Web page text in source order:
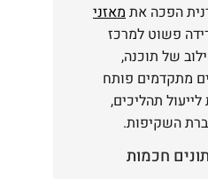
הפכה אתמאזני
פשוט למרכז
של תוכנה,
מתקדמים פותח
תהליכים,
השקיפות.
חכמות